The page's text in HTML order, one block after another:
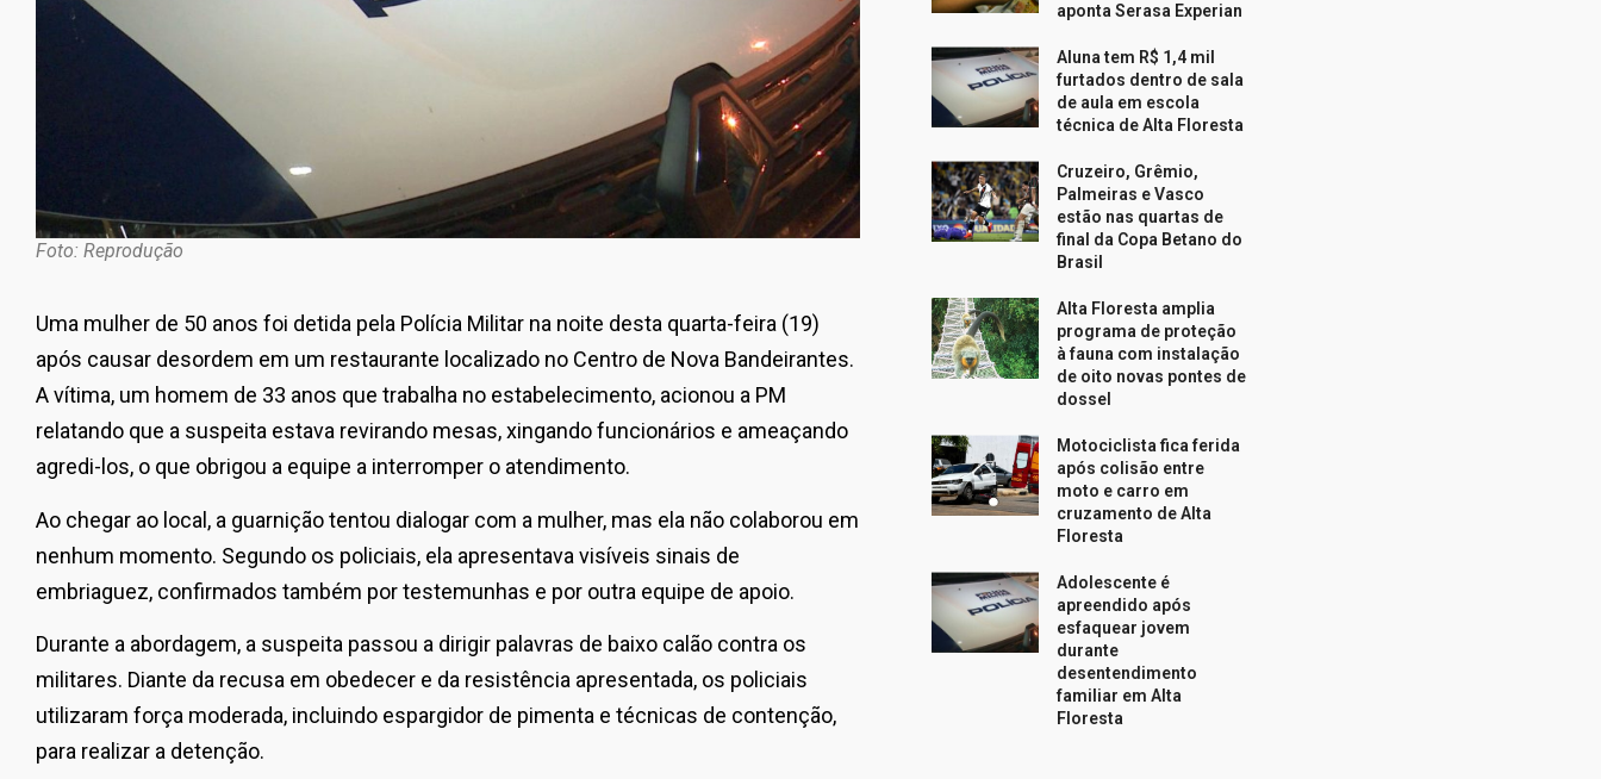
Foto: Reprodução
Uma mulher de 50 anos foi detida pela Polícia Militar na noite desta quarta-feira (19)
após causar desordem em um restaurante localizado no Centro de Nova Bandeirantes.
A vítima, um homem de 33 anos que trabalha no estabelecimento, acionou a PM
relatando que a suspeita estava revirando mesas, xingando funcionários e ameaçando
agredi-los, o que obrigou a equipe a interromper o atendimento.
Ao chegar ao local, a guarnição tentou dialogar com a mulher, mas ela não colaborou em
nenhum momento. Segundo os policiais, ela apresentava visíveis sinais de
embriaguez, confirmados também por testemunhas e por outra equipe de apoio.
Durante a abordagem, a suspeita passou a dirigir palavras de baixo calão contra os
militares. Diante da recusa em obedecer e da resistência apresentada, os policiais
utilizaram força moderada, incluindo espargidor de pimenta e técnicas de contenção,
para realizar a detenção.
aponta Serasa Experian
Aluna tem R$ 1,4 mil
furtados dentro de sala
de aula em escola
técnica de Alta Floresta
Cruzeiro, Grêmio,
Palmeiras e Vasco
estão nas quartas de
final da Copa Betano do
Brasil
Alta Floresta amplia
programa de proteção
à fauna com instalação
de oito novas pontes de
dossel
Motociclista fica ferida
após colisão entre
moto e carro em
cruzamento de Alta
Floresta
Adolescente é
apreendido após
esfaquear jovem
durante
desentendimento
familiar em Alta
Floresta